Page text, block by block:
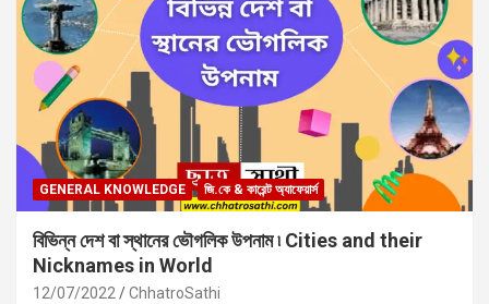
GENERAL KNOWLEDGE জি.কে & কারেন্ট অ্যাফেয়ার্স
বিভিন্ন দেশ বা স্থানের ভৌগলিক উপনাম ৷ Cities and their
Nicknames in World
12/07/2022 ChhatroSathi